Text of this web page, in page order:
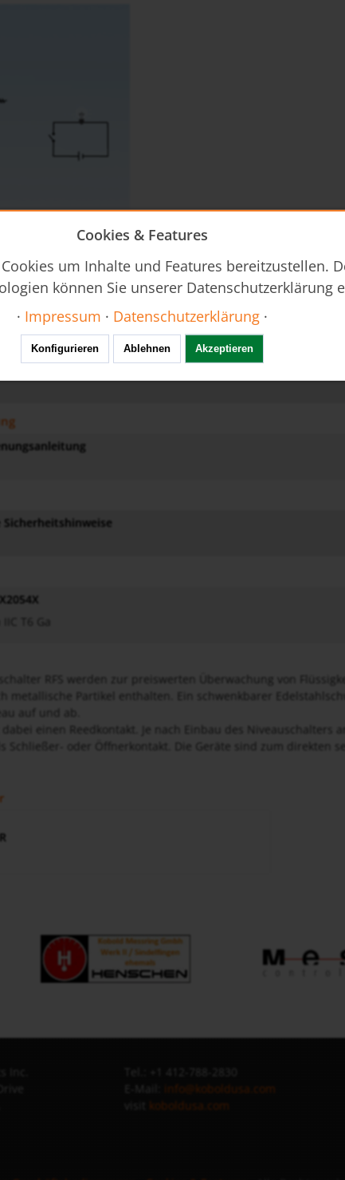
Sicherheitshinweise
T6 Ga
RFS werden zur preiswerten Überwachung von
metallische Partikel enthalten. Ein schwenkbarer
auf und ab.
dabei einen Reedkontakt. Je nach Einbau des
Schließer- oder Öffnerkontakt. Die Geräte sind zum direkten
info@koboldusa.com
koboldusa.com
Cookies & Features
um Inhalte und Features bereitzustellen.
können Sie unserer Datenschutzerklärung
· Impressum · Datenschutzerklärung ·
Konfigurieren Ablehnen Akzeptieren